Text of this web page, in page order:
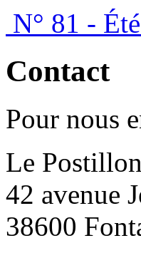
N° 81 -
Contact
Pour nous
Le Postillon
42 avenue
38600